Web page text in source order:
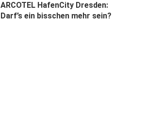
ARCOTEL HafenCity Dresden:
Darf’s ein bisschen mehr sein?